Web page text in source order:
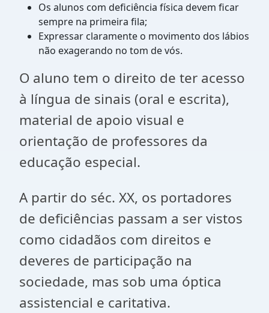
Os alunos com deficiência física devem ficar
sempre na primeira fila;
Expressar claramente o movimento dos lábios
não exagerando no tom de vós.
O aluno tem o direito de ter acesso
à língua de sinais (oral e escrita),
material de apoio visual e
orientação de professores da
educação especial.
A partir do séc. XX, os portadores
de deficiências passam a ser vistos
como cidadãos com direitos e
deveres de participação na
sociedade, mas sob uma óptica
assistencial e caritativa.